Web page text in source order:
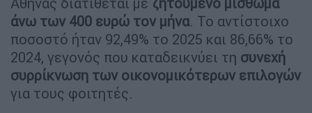
άνω των 400 ευρώ τον μήνα. Το αντίστοιχο
ποσοστό ήταν 92,49% το 2025 και 86,66% το
2024, γεγονός που καταδεικνύει τη συνεχή
συρρίκνωση των οικονομικότερων επιλογών
για τους φοιτητές.